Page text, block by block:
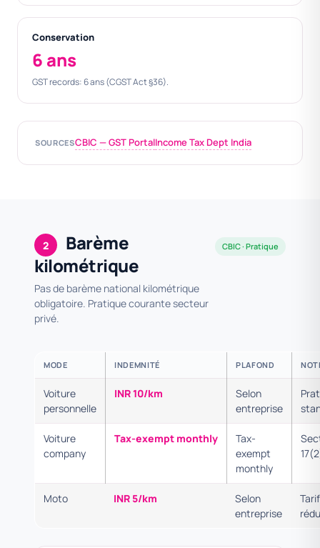
Conservation
6 ans
GST records: 6 ans (CGST Act §36).
SOURCESCBIC — GST PortalIncome Tax Dept India
2
Barème
kilométrique
Pas de barème national kilométrique
obligatoire. Pratique courante secteur
privé.
CBIC · Pratique
MODE INDEMNITÉ PLAFOND
Voiture
personnelle
INR 10/km
Selon
entreprise
Voiture
company
Tax-exempt monthly
Tax-
exempt
monthly
Moto INR 5/km
Selon
entreprise
Tarif